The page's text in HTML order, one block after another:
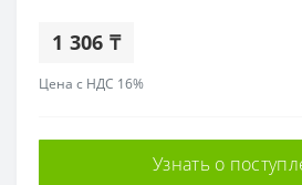
1 306 ₸
Цена с НДС 16%
Узнать о